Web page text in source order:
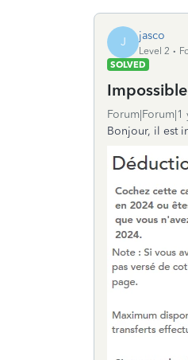
J jasco
Level 2
SOLVED
Forum|Forum|1
Bonjour, il est